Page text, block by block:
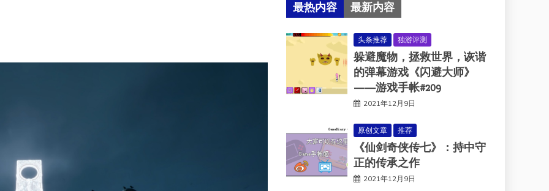
最热内容 最新内容
头条推荐 独游评测
躲避魔物，拯救世界，诙谐
的弹幕游戏《闪避大师》
——游戏手帐#209
2021年12月9日
原创文章 推荐
《仙剑奇侠传七》：持中守
正的传承之作
2021年12月9日